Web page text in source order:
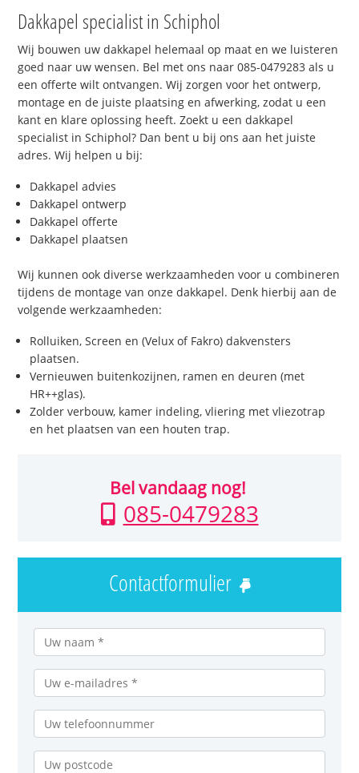
Dakkapel specialist in Schiphol
Wij bouwen uw dakkapel helemaal op maat en we luisteren
goed naar uw wensen. Bel met ons naar 085-0479283 als u
een offerte wilt ontvangen. Wij zorgen voor het ontwerp,
montage en de juiste plaatsing en afwerking, zodat u een
kant en klare oplossing heeft. Zoekt u een dakkapel
specialist in Schiphol? Dan bent u bij ons aan het juiste
adres. Wij helpen u bij:
Dakkapel advies
Dakkapel ontwerp
Dakkapel offerte
Dakkapel plaatsen
Wij kunnen ook diverse werkzaamheden voor u combineren
tijdens de montage van onze dakkapel. Denk hierbij aan de
volgende werkzaamheden:
Rolluiken, Screen en (Velux of Fakro) dakvensters
plaatsen.
Vernieuwen buitenkozijnen, ramen en deuren (met
HR++glas).
Zolder verbouw, kamer indeling, vliering met vliezotrap
en het plaatsen van een houten trap.
Bel vandaag nog!
085-0479283
Contactformulier